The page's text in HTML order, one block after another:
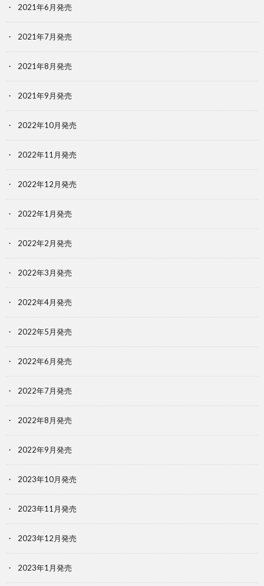
2021年6月発売
2021年7月発売
2021年8月発売
2021年9月発売
2022年10月発売
2022年11月発売
2022年12月発売
2022年1月発売
2022年2月発売
2022年3月発売
2022年4月発売
2022年5月発売
2022年6月発売
2022年7月発売
2022年8月発売
2022年9月発売
2023年10月発売
2023年11月発売
2023年12月発売
2023年1月発売